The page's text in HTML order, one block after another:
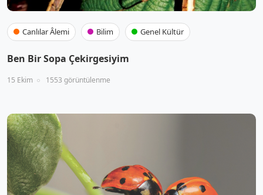
Canlılar Âlemi Bilim Genel Kültür
Ben Bir Sopa Çekirgesiyim
15 Ekim 1553 görüntülenme